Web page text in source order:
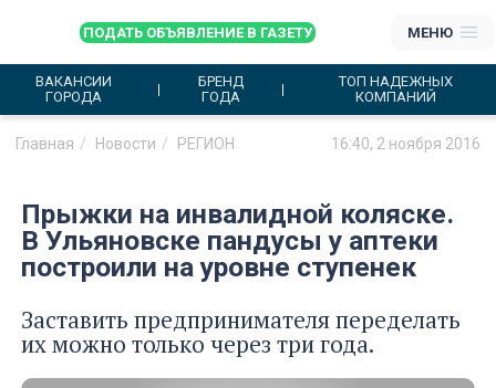
ПОДАТЬ ОБЪЯВЛЕНИЕ В ГАЗЕТУ МЕНЮ
ВАКАНСИИ
ГОРОДА
БРЕНД
ГОДА
ТОП НАДЕЖНЫХ
КОМПАНИЙ
Главная Новости РЕГИОН 16:40, 2 ноября 2016
Прыжки на инвалидной коляске.
В Ульяновске пандусы у аптеки
построили на уровне ступенек
Заставить предпринимателя переделать
их можно только через три года.